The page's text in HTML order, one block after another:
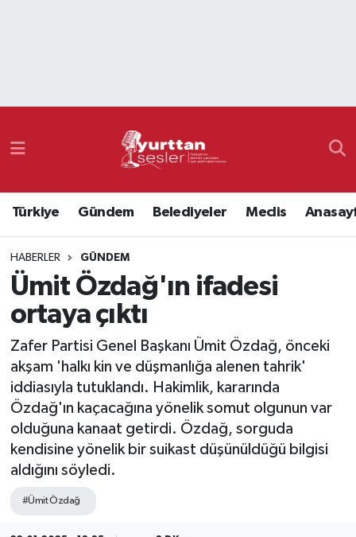
Türkiye Gündem Belediyeler Meclis
HABERLER GÜNDEM
Ümit Özdağ'ın ifadesi
ortaya çıktı
Zafer Partisi Genel Başkanı Ümit Özdağ, önceki
akşam 'halkı kin ve düşmanlığa alenen tahrik'
iddiasıyla tutuklandı. Hakimlik, kararında
Özdağ'ın kaçacağına yönelik somut olgunun var
olduğuna kanaat getirdi. Özdağ, sorguda
kendisine yönelik bir suikast düşünüldüğü bilgisi
aldığını söyledi.
#Ümit Özdağ
Namaz Vakitleri
Süper Lig Puan Durumu ve Fikstür
Tüm Manşetler
Son Dakika Haberleri
Haber Arşivi